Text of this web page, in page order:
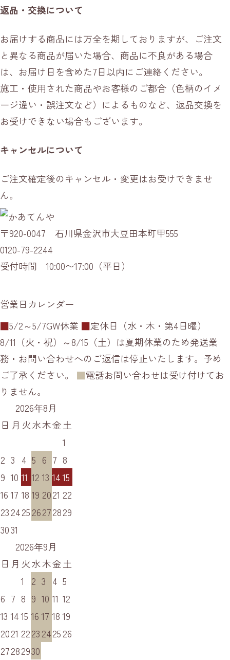
返品・交換について
お届けする商品には万全を期しておりますが、ご注文
と異なる商品が届いた場合、商品に不良がある場合
は、お届け日を含めた7日以内にご連絡ください。
施工・使用された商品やお客様のご都合（色柄のイメ
ージ違い・誤注文など）によるものなど、返品交換を
お受けできない場合もございます。
キャンセルについて
ご注文確定後のキャンセル・変更はお受けできませ
ん。
〒920-0047 石川県金沢市大豆田本町甲555
0120-79-2244
受付時間 10:00〜17:00（平日）
営業日カレンダー
■5/2～5/7GW休業 ■定休日（水・木・第4日曜）
8/11（火・祝）～8/15（土）は夏期休業のため発送業
務・お問い合わせへのご返信は停止いたします。予め
ご了承ください。 ■電話お問い合わせは受け付けてお
りません。
2026年8月
日 月 火水木金土
1
2 3 4 5 6 7 8
9 10 11 12 13 1415
16 17 18 19 2021 22
23242526272829
3031
2026年9月
日 月 火水木金土
1
2 3 4 5
6 7 8 9 10 11 12
13 1415 16 17 18 19
2021 2223242526
27282930